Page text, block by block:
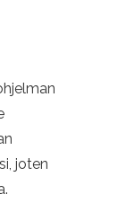
joten